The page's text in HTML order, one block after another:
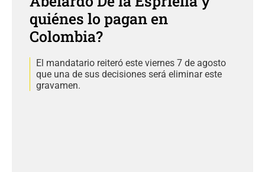
quiénes lo pagan en
Colombia?
El mandatario reiteró este viernes 7 de agosto
que una de sus decisiones será eliminar este
gravamen.